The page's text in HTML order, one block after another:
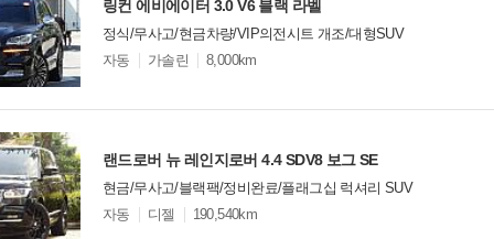
링컨 에비에이터 3.0 V6 블랙 라벨
정식/무사고/현금차량/VIP의전시트 개조/대형SUV
모
션
자동 가솔린 8,000km
랜드로버 뉴 레인지로버 4.4 SDV8 보그 SE
현금/무사고/블랙팩/정비완료/플래그십 럭셔리 SUV
모
자동 디젤 190,540km